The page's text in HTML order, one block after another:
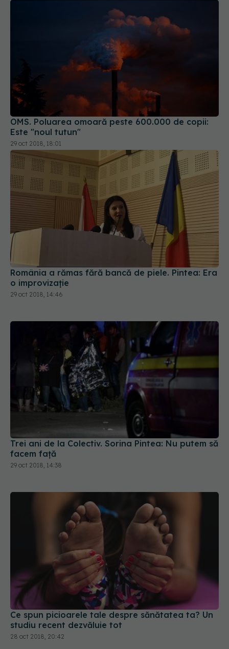
OMS. Poluarea omoară peste 600.000 de copii:
Este "noul tutun"
29 oct 2018, 18:01
România a rămas fără bancă de piele. Pintea: Era
o improvizaţie
29 oct 2018, 14:46
Trei ani de la Colectiv. Sorina Pintea: Nu putem să
facem faţă
29 oct 2018, 14:38
Ce spun picioarele tale despre sănătatea ta? Un
studiu recent dezvăluie tot
28 oct 2018, 20:42